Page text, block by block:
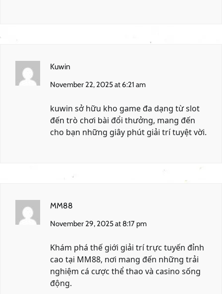
Kuwin
November 22, 2025 at 6:21 am
kuwin sở hữu kho game đa dạng từ slot
đến trò chơi bài đổi thưởng, mang đến
cho bạn những giây phút giải trí tuyệt vời.
MM88
November 29, 2025 at 8:17 pm
Khám phá thế giới giải trí trực tuyến đỉnh
cao tại MM88, nơi mang đến những trải
nghiệm cá cược thể thao và casino sống
động.